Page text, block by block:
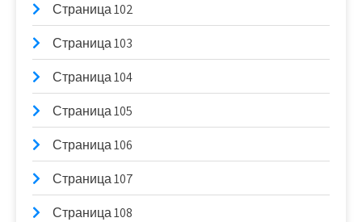
Страница 102
Страница 103
Страница 104
Страница 105
Страница 106
Страница 107
Страница 108